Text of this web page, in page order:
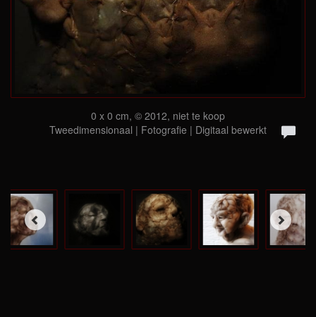
0 x 0 cm, © 2012, niet te koop
Tweedimensionaal | Fotografie | Digitaal bewerkt